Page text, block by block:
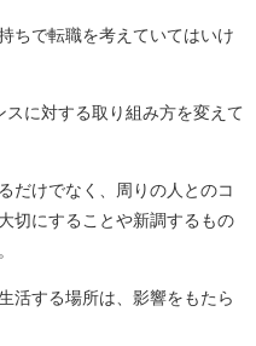
ちで転職を考えていてはいけ
に対する取り組み方を変えて
だけでなく、周りの人とのコ
切にすることや新調するもの
活する場所は、影響をもたら